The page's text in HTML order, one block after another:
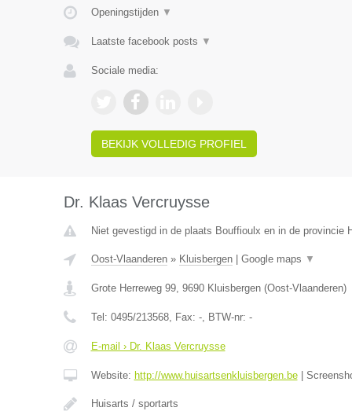
Openingstijden ▼
Laatste facebook posts ▼
Sociale media:
BEKIJK VOLLEDIG PROFIEL
Dr. Klaas Vercruysse
Niet gevestigd in de plaats Bouffioulx en in de provincie
Oost-Vlaanderen» Kluisbergen| Google maps ▼
Grote Herreweg 99, 9690 Kluisbergen(Oost-Vlaanderen)
Tel: 0495/213568, Fax: -, BTW-nr: -
E-mail › Dr. Klaas Vercruysse
Website: http://www.huisartsenkluisbergen.be|
Huisarts / sportarts